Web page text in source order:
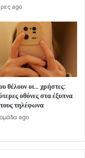
ago
θέλουν οι… χρήστες:
οθόνες στα έξυπνα
τηλέφωνα
ago